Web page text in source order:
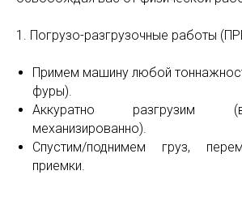
1. Погрузо-разгрузочные работы
Примем машину любой
фуры).
Аккуратно разгрузим
механизированно).
Спустим/поднимем груз,
приемки.